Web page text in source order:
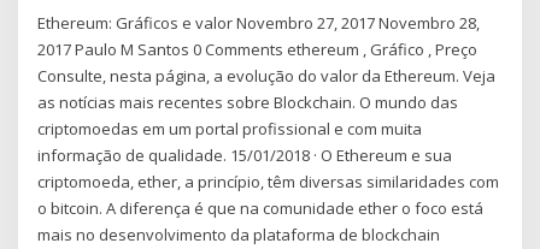
Ethereum: Gráficos e valor Novembro 27, 2017 Novembro 28,
2017 Paulo M Santos 0 Comments ethereum , Gráfico , Preço
Consulte, nesta página, a evolução do valor da Ethereum. Veja
as notícias mais recentes sobre Blockchain. O mundo das
criptomoedas em um portal profissional e com muita
informação de qualidade. 15/01/2018 · O Ethereum e sua
criptomoeda, ether, a princípio, têm diversas similaridades com
o bitcoin. A diferença é que na comunidade ether o foco está
mais no desenvolvimento da plataforma de blockchain